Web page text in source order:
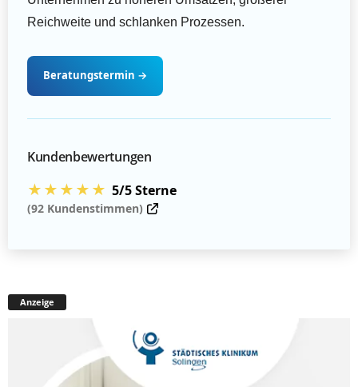
Reichweite und schlanken Prozessen.
Beratungstermin →
Kundenbewertungen
★★★★★ 5/5 Sterne
(92 Kundenstimmen)
Anzeige